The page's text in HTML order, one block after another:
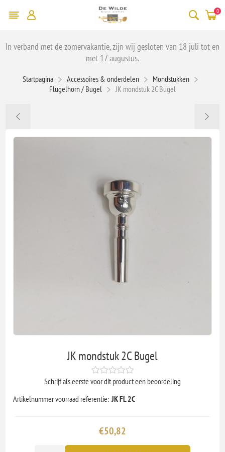
0
In verband met de zomervakantie, zijn wij gesloten van 18 juli tot en
met 17 augustus.
Startpagina Accessoires & onderdelen
Mondstukken
Flugelhorn / Bugel
JK mondstuk 2C Bugel
JK mondstuk 2C Bugel
Schrijf als eerste voor dit product een beoordeling
Artikelnummer voorraad referentie: JK FL 2C
€50,82